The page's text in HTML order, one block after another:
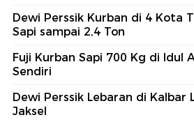
Dewi Perssik Kurban di 4 Kota
Sapi sampai 2,4 Ton
Fuji Kurban Sapi 700 Kg di Idul
Sendiri
Dewi Perssik Lebaran di Kalbar
Jaksel